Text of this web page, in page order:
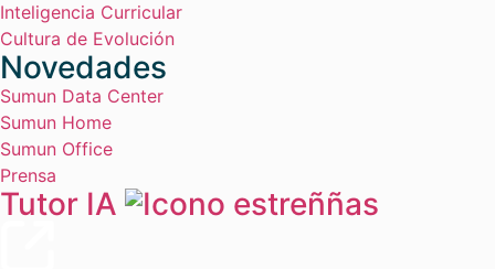
Inteligencia Curricular
Cultura de Evolución
Novedades
Sumun Data Center
Sumun Home
Sumun Office
Prensa
Tutor IA